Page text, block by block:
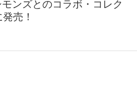
ンズとのコラボ・コレク
売！